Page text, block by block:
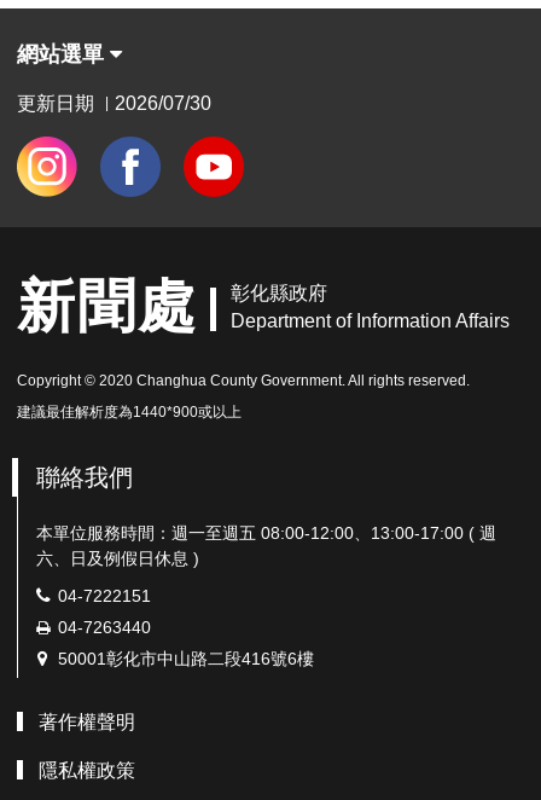
網站選單
更新日期 2026/07/30
新聞處
彰化縣政府
Department of Information Affairs
Copyright © 2020 Changhua County Government. All rights reserved.
建議最佳解析度為1440*900或以上
聯絡我們
本單位服務時間：週一至週五 08:00-12:00、13:00-17:00 ( 週
六、日及例假日休息 )
電
話：
04-7222151
傳
真：
04-7263440
地
50001彰化市中山路二段416號6樓
著作權聲明
隱私權政策